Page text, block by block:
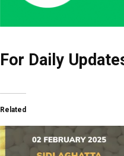
For Daily
Related